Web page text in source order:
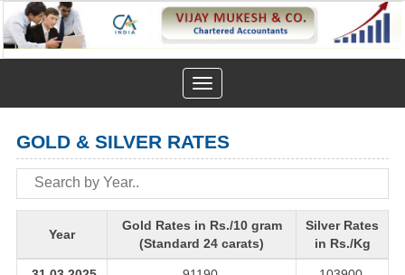
Toggle
navigation
GOLD & SILVER RATES
Year
Gold Rates in Rs./10 gram
(Standard 24 carats)
Silver Rates
in Rs./Kg